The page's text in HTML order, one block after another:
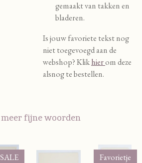
gemaakt van takken en
bladeren.
Is jouw favoriete tekst nog
niet toegevoegd aan de
webshop? Klikhierom deze
alsnog te bestellen.
fijne woorden
SALE Favorietje